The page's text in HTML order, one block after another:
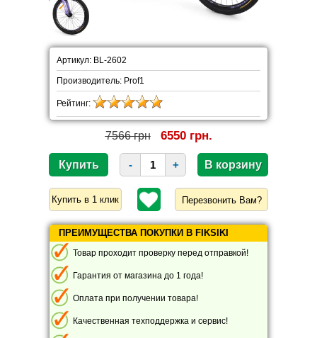
Артикул: BL-2602
Производитель: Prof1
Рейтинг:
7566 грн 6550 грн.
- +
Перезвонить Вам?
ПРЕИМУЩЕСТВА ПОКУПКИ В FIKSIKI
Товар проходит проверку перед отправкой!
Гарантия от магазина до 1 года!
Оплата при получении товара!
Качественная техподдержка и сервис!